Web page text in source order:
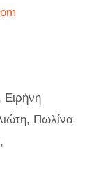
Ειρήνη
Πωλίνα